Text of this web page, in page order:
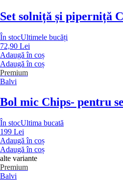
Set solniță și piperniță
În stocUltimele bucăți
72,90 Lei
Adaugă în coș
Adaugă în coș
Premium
Balvi
Bol mic Chips- pentru
În stocUltima bucată
199 Lei
Adaugă în coș
Adaugă în coș
alte variante
Premium
Balvi